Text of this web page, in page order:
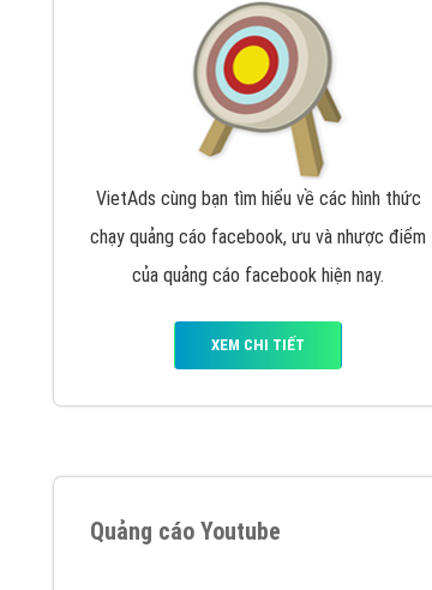
VietAds cùng bạn tìm hiểu về các hình thức
chạy quảng cáo facebook, ưu và nhược điểm
của quảng cáo facebook hiện nay.
XEM CHI TIẾT
Quảng cáo Youtube